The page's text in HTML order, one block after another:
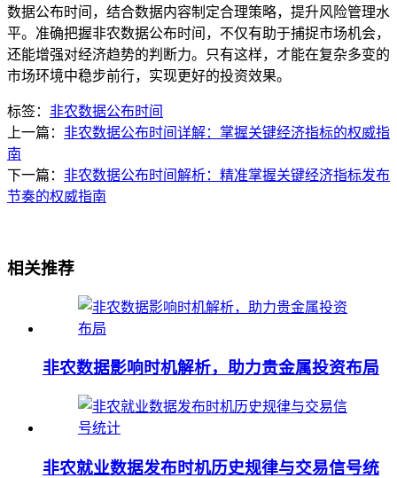
数据公布时间，结合数据内容制定合理策略，提升风险管理水
平。准确把握非农数据公布时间，不仅有助于捕捉市场机会，
还能增强对经济趋势的判断力。只有这样，才能在复杂多变的
市场环境中稳步前行，实现更好的投资效果。
标签： 非农数据公布时间
上一篇： 非农数据公布时间详解：掌握关键经济指标的权威指
南
下一篇： 非农数据公布时间解析：精准掌握关键经济指标发布
节奏的权威指南
相关推荐
非农数据影响时机解析，助力贵金属投资布局
非农就业数据发布时机历史规律与交易信号统